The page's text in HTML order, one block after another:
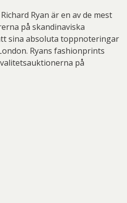
Ryan är en av de mest
på skandinaviska
sina absoluta toppnoteringar
Ryans fashionprints
på